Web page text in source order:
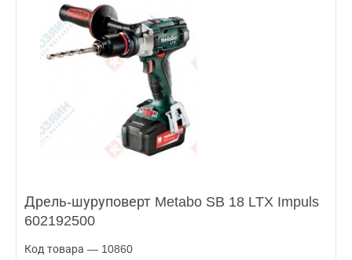
Дрель-шуруповерт Metabo SB 18 LTX Impuls
602192500
Код товара — 10860